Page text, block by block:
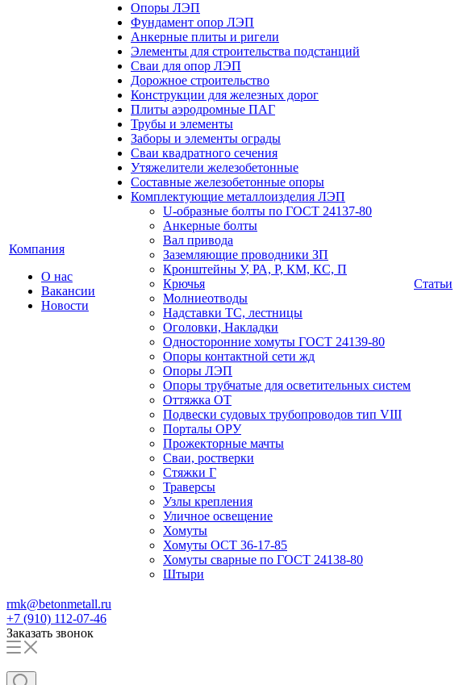
Компания
О нас
Вакансии
Новости
Опоры ЛЭП
Фундамент опор ЛЭП
Анкерные плиты и ригели
Элементы для строительства подстанций
Сваи для опор ЛЭП
Дорожное строительство
Конструкции для железных дорог
Плиты аэродромные ПАГ
Трубы и элементы
Заборы и элементы ограды
Сваи квадратного сечения
Утяжелители железобетонные
Составные железобетонные опоры
Комплектующие металлоизделия ЛЭП
U-образные болты по ГОСТ 24137-80
Анкерные болты
Вал привода
Заземляющие проводники ЗП
Кронштейны У, РА, Р, КМ, КС, П
Крючья
Молниеотводы
Надставки ТС, лестницы
Оголовки, Накладки
Односторонние хомуты ГОСТ 24139-80
Опоры контактной сети жд
Опоры ЛЭП
Опоры трубчатые для осветительных систем
Оттяжка ОТ
Подвески судовых трубопроводов тип VIII
Порталы ОРУ
Прожекторные мачты
Сваи, ростверки
Стяжки Г
Траверсы
Узлы крепления
Уличное освещение
Хомуты
Хомуты ОСТ 36-17-85
Хомуты сварные по ГОСТ 24138-80
Штыри
Статьи
rmk@betonmetall.ru
+7 (910) 112-07-46
Заказать звонок